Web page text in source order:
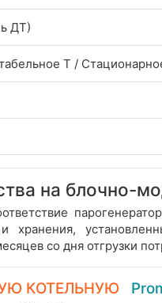
ДТ)
Т /
на блочно-
и хранения,
со дня отгрузки
КОТЕЛЬНУЮ